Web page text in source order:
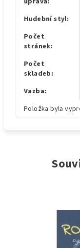
Hudební styl:
Počet
stránek:
Počet
skladeb:
Vazba:
Položka byla